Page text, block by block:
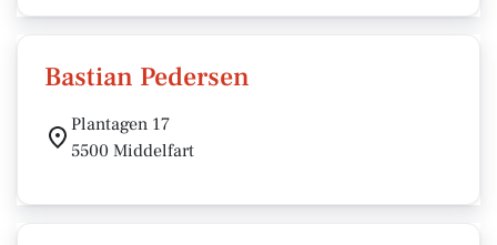
Bastian Pedersen
Plantagen 17
5500 Middelfart